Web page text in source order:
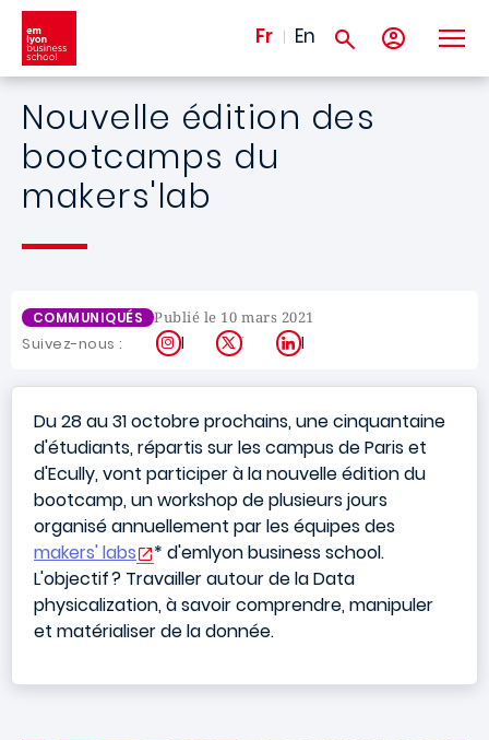
Aller au contenu principal
Fr En
Nouvelle édition des
bootcamps du
makers'lab
COMMUNIQUÉS Publié le 10 mars 2021
Suivez-nous : Instagram
X LinkedIn
Du 28 au 31 octobre prochains, une cinquantaine
d'étudiants, répartis sur les campus de Paris et
d'Ecully, vont participer à la nouvelle édition du
bootcamp, un workshop de plusieurs jours
organisé annuellement par les équipes des
makers' labs
* d'emlyon business school.
L'objectif ? Travailler autour de la Data
physicalization, à savoir comprendre, manipuler
et matérialiser de la donnée.